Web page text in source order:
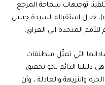
توجيهات سماحة المرجع
خلال استقباله السيدة جينين
للأمم المتحدة الى العراق.
التي تمثّل منطلقات
دليلنا الدائم نحو تحقيق
والنزيهة والعادلة ، وأن